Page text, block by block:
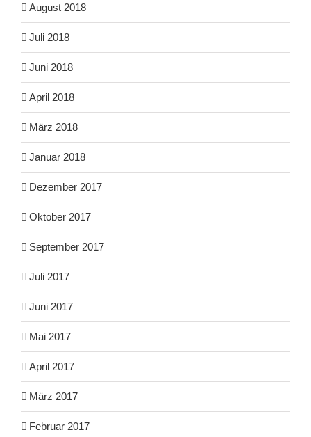
August 2018
Juli 2018
Juni 2018
April 2018
März 2018
Januar 2018
Dezember 2017
Oktober 2017
September 2017
Juli 2017
Juni 2017
Mai 2017
April 2017
März 2017
Februar 2017